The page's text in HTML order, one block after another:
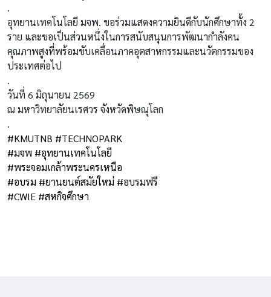
.
อุทยานเทคโนโลยี มจพ. ขอร่วมแสดงความยินดีกับนักศึกษาทั้ง 2
ราย และขอเป็นส่วนหนึ่งในการสนับสนุนการพัฒนากำลังคน
คุณภาพสูงที่พร้อมขับเคลื่อนภาคอุตสาหกรรมและนวัตกรรมของ
ประเทศต่อไป
.
วันที่ 6 มิถุนายน 2569
ณ มหาวิทยาลัยนเรศวร จังหวัดพิษณุโลก
.
#KMUTNB #TECHNOPARK
#มจพ #อุทยานเทคโนโลยี
#พระจอมเกล้าพระนครเหนือ
#อบรม #ยานยนต์สมัยใหม่ #อบรมฟรี
#CWIE #สหกิจศึกษา